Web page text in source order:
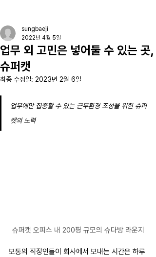
업무 외 고민은 넣어둘 수 있는 곳,
슈퍼캣
sungbaeji
2022년 4월 5일
최종 수정일: 2023년 2월 6일
업무에만 집중할 수 있는 근무환경 조성을 위한 슈퍼
캣의 노력
슈퍼캣 오피스 내 200평 규모의 슈다방 라운지
보통의 직장인들이 회사에서 보내는 시간은 하루